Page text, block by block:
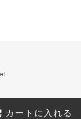
カートに入れる